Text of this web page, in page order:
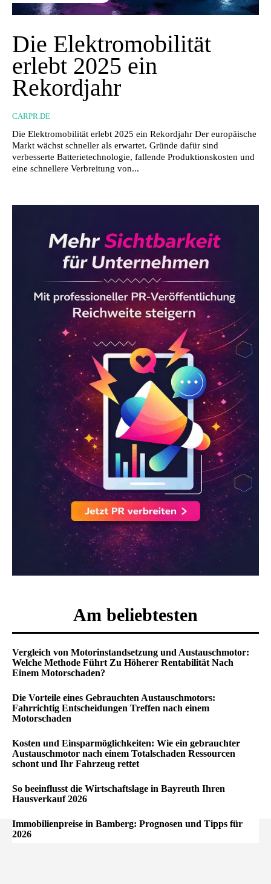
Die Elektromobilität
erlebt 2025 ein
Rekordjahr
CARPR.DE
Die Elektromobilität erlebt 2025 ein Rekordjahr Der europäische
Markt wächst schneller als erwartet. Gründe dafür sind
verbesserte Batterietechnologie, fallende Produktionskosten und
eine schnellere Verbreitung von...
Am beliebtesten
Vergleich von Motorinstandsetzung und Austauschmotor:
Welche Methode Führt Zu Höherer Rentabilität Nach
Einem Motorschaden?
Die Vorteile eines Gebrauchten Austauschmotors:
Fahrrichtig Entscheidungen Treffen nach einem
Motorschaden
Kosten und Einsparmöglichkeiten: Wie ein gebrauchter
Austauschmotor nach einem Totalschaden Ressourcen
schont und Ihr Fahrzeug rettet
So beeinflusst die Wirtschaftslage in Bayreuth Ihren
Hausverkauf 2026
Immobilienpreise in Bamberg: Prognosen und Tipps für
2026